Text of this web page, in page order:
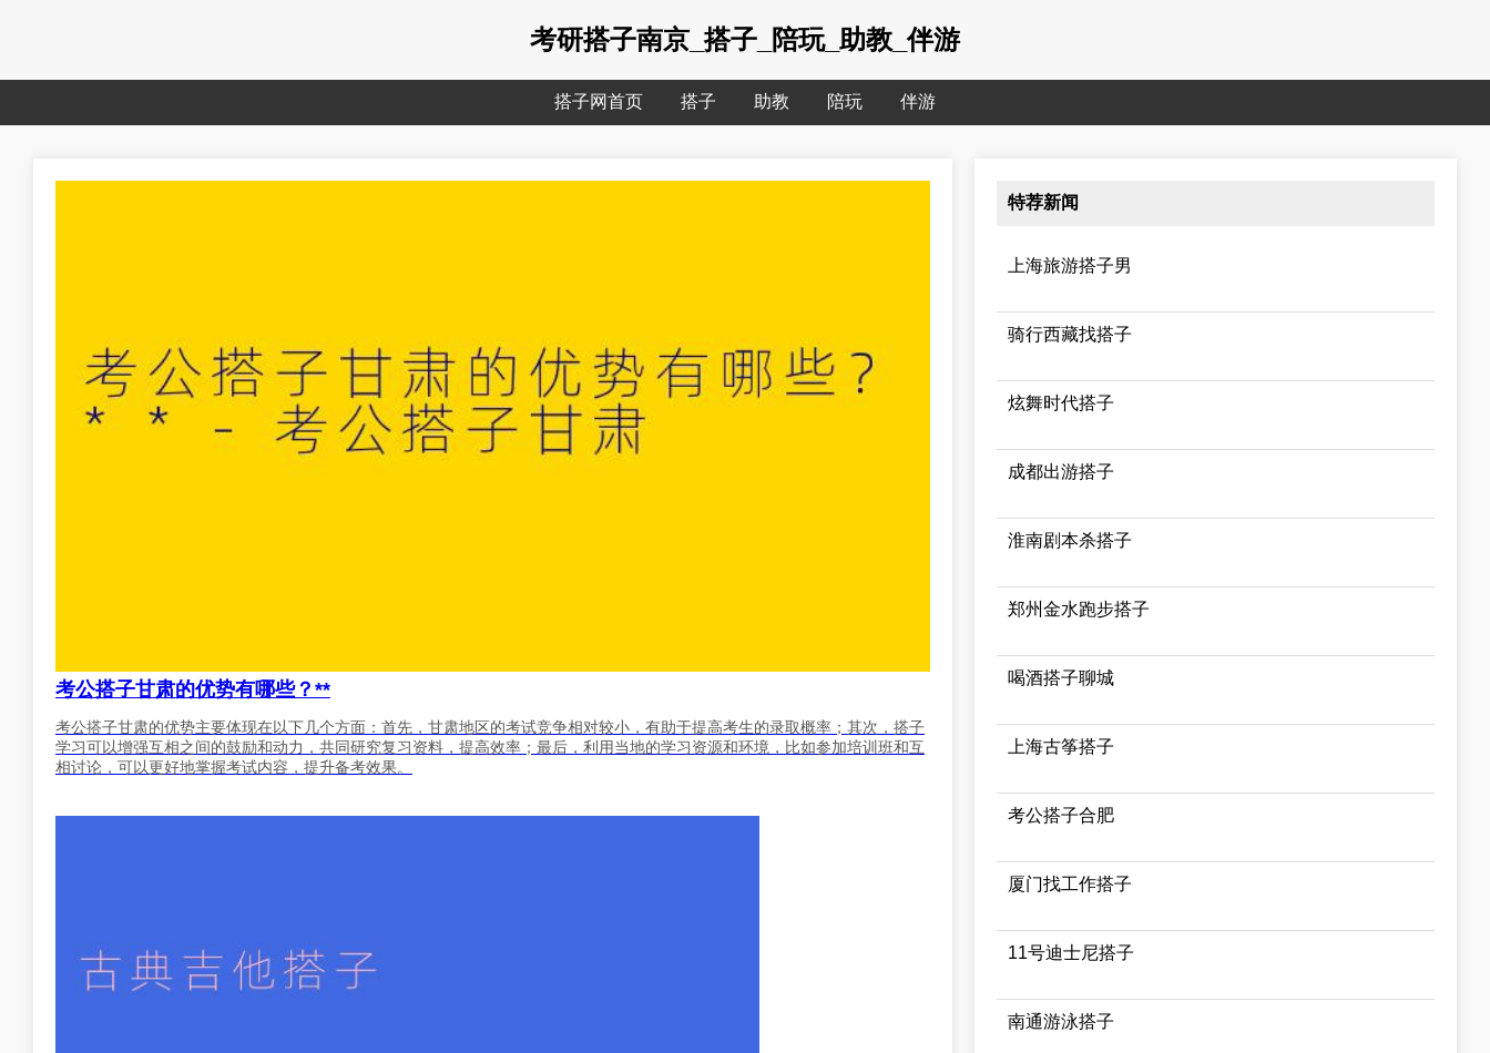
考研搭子南京_搭子_陪玩_助教_伴游
搭子网首页 搭子 助教 陪玩 伴游
考公搭子甘肃的优势有哪些？**
考公搭子甘肃的优势主要体现在以下几个方面：首先，甘肃地区的考试竞争相对较小，有助于提高考生的录取概率；其次，搭子
学习可以增强互相之间的鼓励和动力，共同研究复习资料，提高效率；最后，利用当地的学习资源和环境，比如参加培训班和互
相讨论，可以更好地掌握考试内容，提升备考效果。
特荐新闻
上海旅游搭子男
骑行西藏找搭子
炫舞时代搭子
成都出游搭子
淮南剧本杀搭子
郑州金水跑步搭子
喝酒搭子聊城
上海古筝搭子
考公搭子合肥
厦门找工作搭子
11号迪士尼搭子
南通游泳搭子